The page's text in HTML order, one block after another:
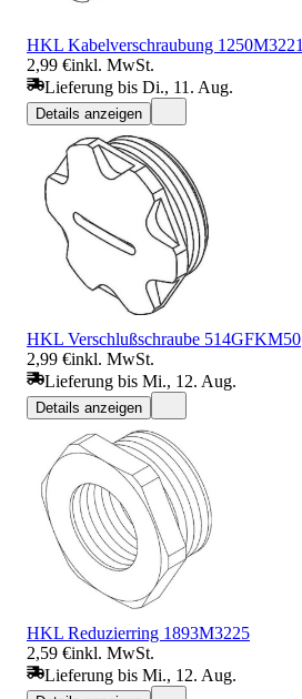
HKL Kabelverschraubung 1250M3221
2,99 €inkl. MwSt.
Lieferung bis Di., 11. Aug.
Details anzeigen
HKL Verschlußschraube 514GFKM50
2,99 €inkl. MwSt.
Lieferung bis Mi., 12. Aug.
Details anzeigen
HKL Reduzierring 1893M3225
2,59 €inkl. MwSt.
Lieferung bis Mi., 12. Aug.